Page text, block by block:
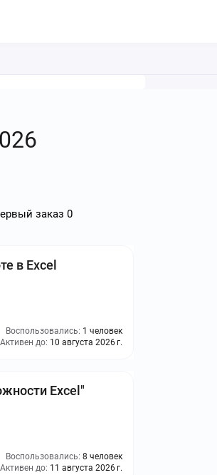
заказ 0
в Excel
Воспользовались: 1 человек
Активен до: 10 августа 2026 г.
Excel"
Воспользовались: 8 человек
Активен до: 11 августа 2026 г.